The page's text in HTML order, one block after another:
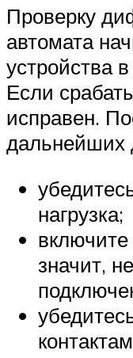
Проверку
автомата
устройства
Если
исправен.
дальнейших
нагрузка;
значит,